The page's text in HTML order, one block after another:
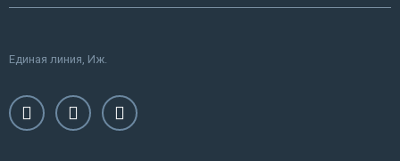
Единая линия, Иж.